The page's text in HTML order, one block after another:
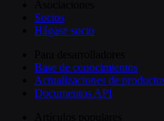
Socios
Hágase socio
Base de conocimientos
Actualizaciones de
Documentos API